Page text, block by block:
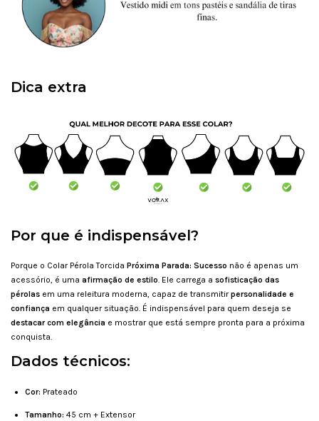
Dica extra
Por que é indispensável?
Porque o Colar Pérola Torcida Próxima Parada: Sucesso não é apenas um
acessório, é uma afirmação de estilo. Ele carrega a sofisticação das
pérolas em uma releitura moderna, capaz de transmitirpersonalidade e
confiança em qualquer situação. É indispensável para quem deseja se
destacar com elegância e mostrar que está sempre pronta para a próxima
conquista.
Dados técnicos:
Cor: Prateado
Tamanho: 45 cm + Extensor